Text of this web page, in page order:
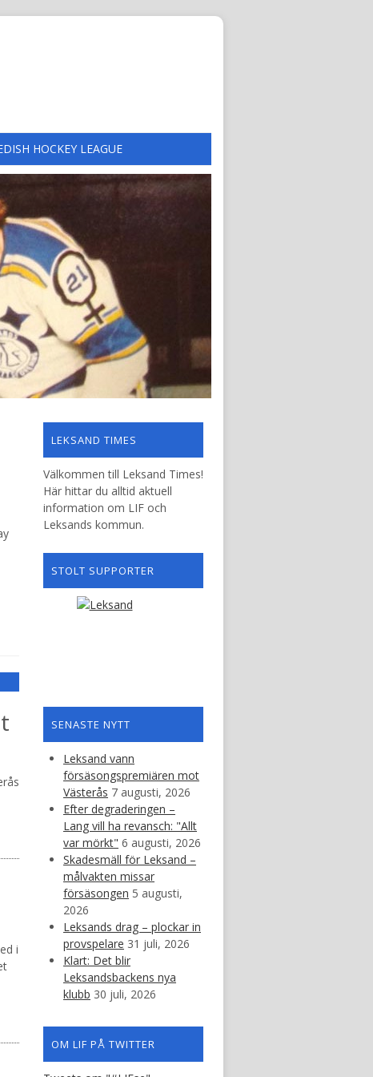
HOCKEY LEAGUE
i
LEKSAND TIMES
Välkommen till Leksand Times!
Här hittar du alltid aktuell
information om LIF och
Leksands kommun.
STOLT SUPPORTER
SENASTE NYTT
Leksand vann
försäsongspremiären mot
Västerås 7 augusti, 2026
Efter degraderingen –
Lang vill ha revansch: "Allt
var mörkt" 6 augusti, 2026
Skadesmäll för Leksand –
målvakten missar
försäsongen 5 augusti,
2026
Leksands drag – plockar in
provspelare 31 juli, 2026
Klart: Det blir
Leksandsbackens nya
klubb 30 juli, 2026
OM LIF PÅ TWITTER